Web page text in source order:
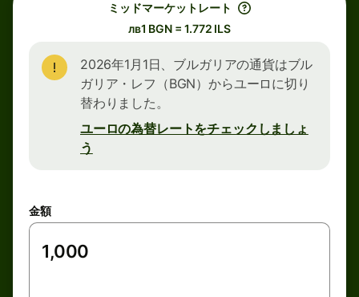
ミッドマーケットレート
лв1 BGN = 1.772 ILS
2026年1月1日、ブルガリアの通貨はブル
ガリア・レフ（BGN）からユーロに切り
替わりました。
ユーロの為替レートをチェックしましょ
う
金額